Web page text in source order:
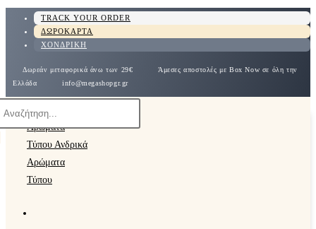
TRACK YOUR ORDER
ΔΩΡΟΚΑΡΤΑ
ΧΟΝΔΡΙΚΗ
Δωρεάν μεταφορικά άνω των 29€
Άμεσες αποστολές με Box Now σε όλη την
Ελλάδα
info@megashopgr.gr